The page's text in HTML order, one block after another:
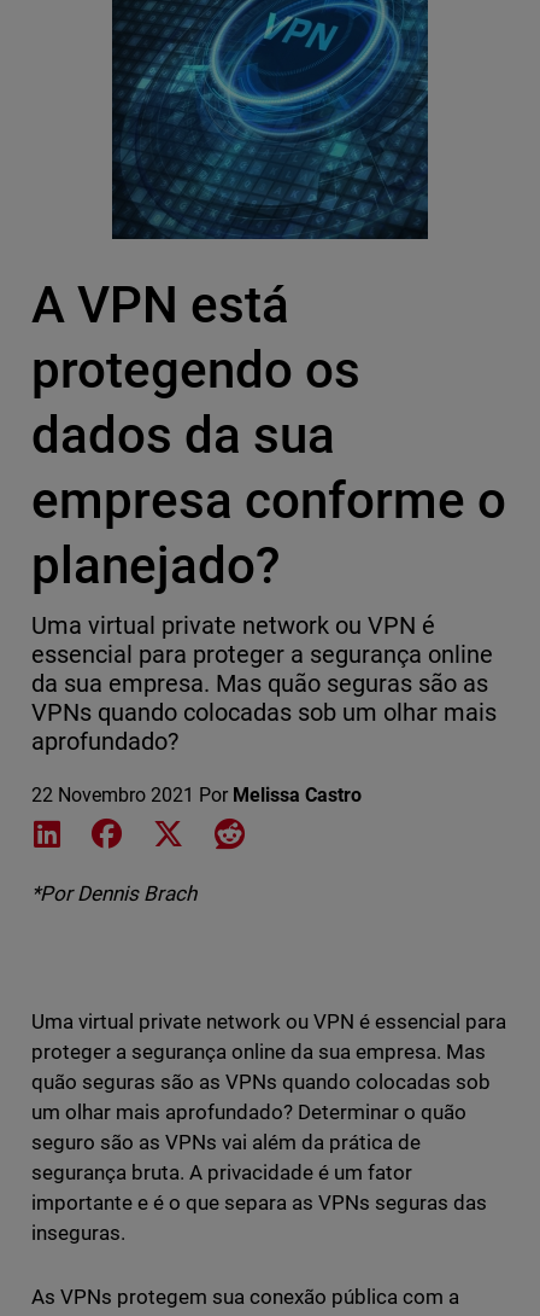
A VPN está
protegendo os
dados da sua
empresa conforme o
planejado?
Uma virtual private network ou VPN é
essencial para proteger a segurança online
da sua empresa. Mas quão seguras são as
VPNs quando colocadas sob um olhar mais
aprofundado?
22 Novembro 2021 Por Melissa Castro
Share on LinkedIn
Share on Facebook
Share on XShare on Reddit
*Por Dennis Brach
Uma virtual private network ou VPN é essencial para
proteger a segurança online da sua empresa. Mas
quão seguras são as VPNs quando colocadas sob
um olhar mais aprofundado? Determinar o quão
seguro são as VPNs vai além da prática de
segurança bruta. A privacidade é um fator
importante e é o que separa as VPNs seguras das
inseguras.
As VPNs protegem sua conexão pública com a